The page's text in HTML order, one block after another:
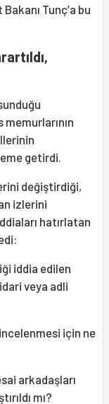
Tunç’a bu
getirdi.
değiştirdiği,
izlerini
hatırlatan
iddia edilen
veya adli
için ne
arkadaşları
mı?